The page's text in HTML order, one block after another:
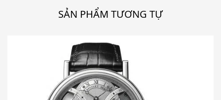
SẢN PHẨM TƯƠNG TỰ